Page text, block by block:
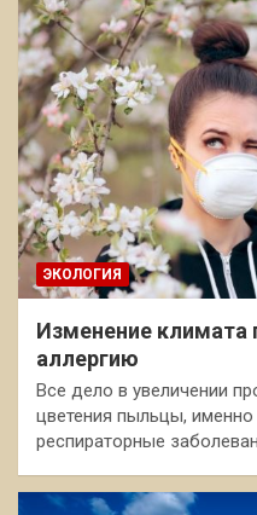
ЭКОЛОГИЯ
Изменение климата
аллергию
Все дело в увеличении
цветения пыльцы, именно
респираторные